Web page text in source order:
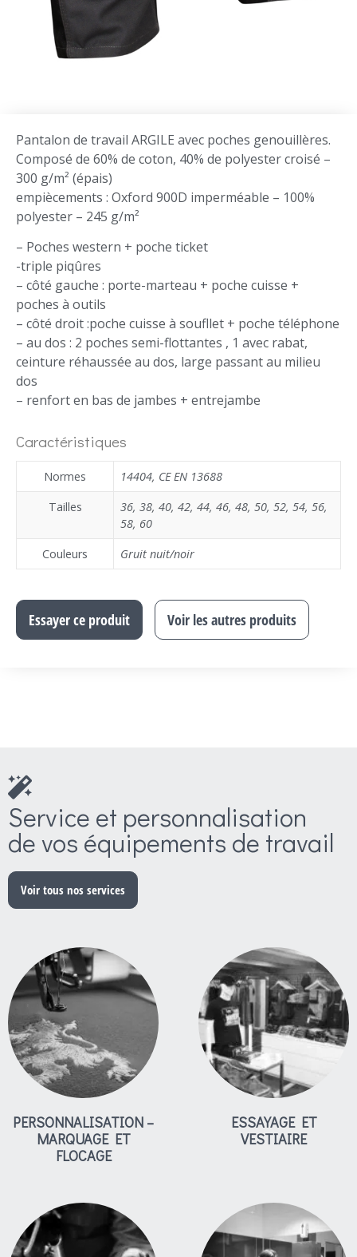
Pantalon de travail ARGILE avec poches genouillères.
Composé de 60% de coton, 40% de polyester croisé –
300 g/m² (épais)
empiècements : Oxford 900D imperméable – 100%
polyester – 245 g/m²
– Poches western + poche ticket
-triple piqûres
– côté gauche : porte-marteau + poche cuisse +
poches à outils
– côté droit :poche cuisse à soufllet + poche téléphone
– au dos : 2 poches semi-flottantes , 1 avec rabat,
ceinture réhaussée au dos, large passant au milieu
dos
– renfort en bas de jambes + entrejambe
Caractéristiques
Normes 14404, CE EN 13688
Tailles
36, 38, 40, 42, 44, 46, 48, 50, 52, 54, 56,
58, 60
Couleurs
Gruit nuit/noir
Essayer ce produit Voir les autres produits
Service et personnalisation
de vos équipements de travail
Voir tous nos services
PERSONNALISATION –
MARQUAGE ET
FLOCAGE
ESSAYAGE ET
VESTIAIRE